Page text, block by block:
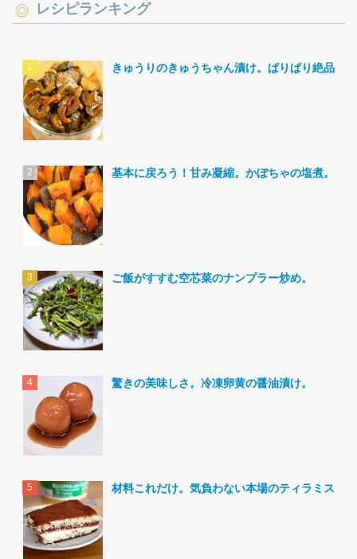
レシピランキング
きゅうりのきゅうちゃん漬け。ぱりぱり絶品。
基本に戻ろう！甘み凝縮。かぼちゃの塩煮。
ご飯がすすむ空芯菜のナンプラー炒め。
驚きの美味しさ。冷凍卵黄の醤油漬け。
材料これだけ。気負わない本場のティラミス。